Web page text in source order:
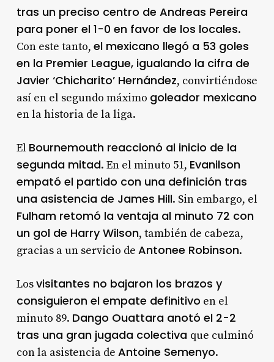
tras un preciso centro de Andreas Pereira
para poner el 1-0 en favor de los locales.
Con este tanto, el mexicano llegó a 53 goles
en la Premier League, igualando la cifra de
Javier ‘Chicharito’ Hernández, convirtiéndose
así en el segundo máximo goleador mexicano
en la historia de la liga.
El Bournemouth reaccionó al inicio de la
segunda mitad. En el minuto 51, Evanilson
empató el partido con una definición tras
una asistencia de James Hill. Sin embargo, el
Fulham retomó la ventaja al minuto 72 con
un gol de Harry Wilson, también de cabeza,
gracias a un servicio de Antonee Robinson.
Losvisitantes no bajaron los brazos y
consiguieron el empate definitivo en el
minuto 89. Dango Ouattara anotó el 2-2
tras una gran jugada colectiva que culminó
con la asistencia de Antoine Semenyo.